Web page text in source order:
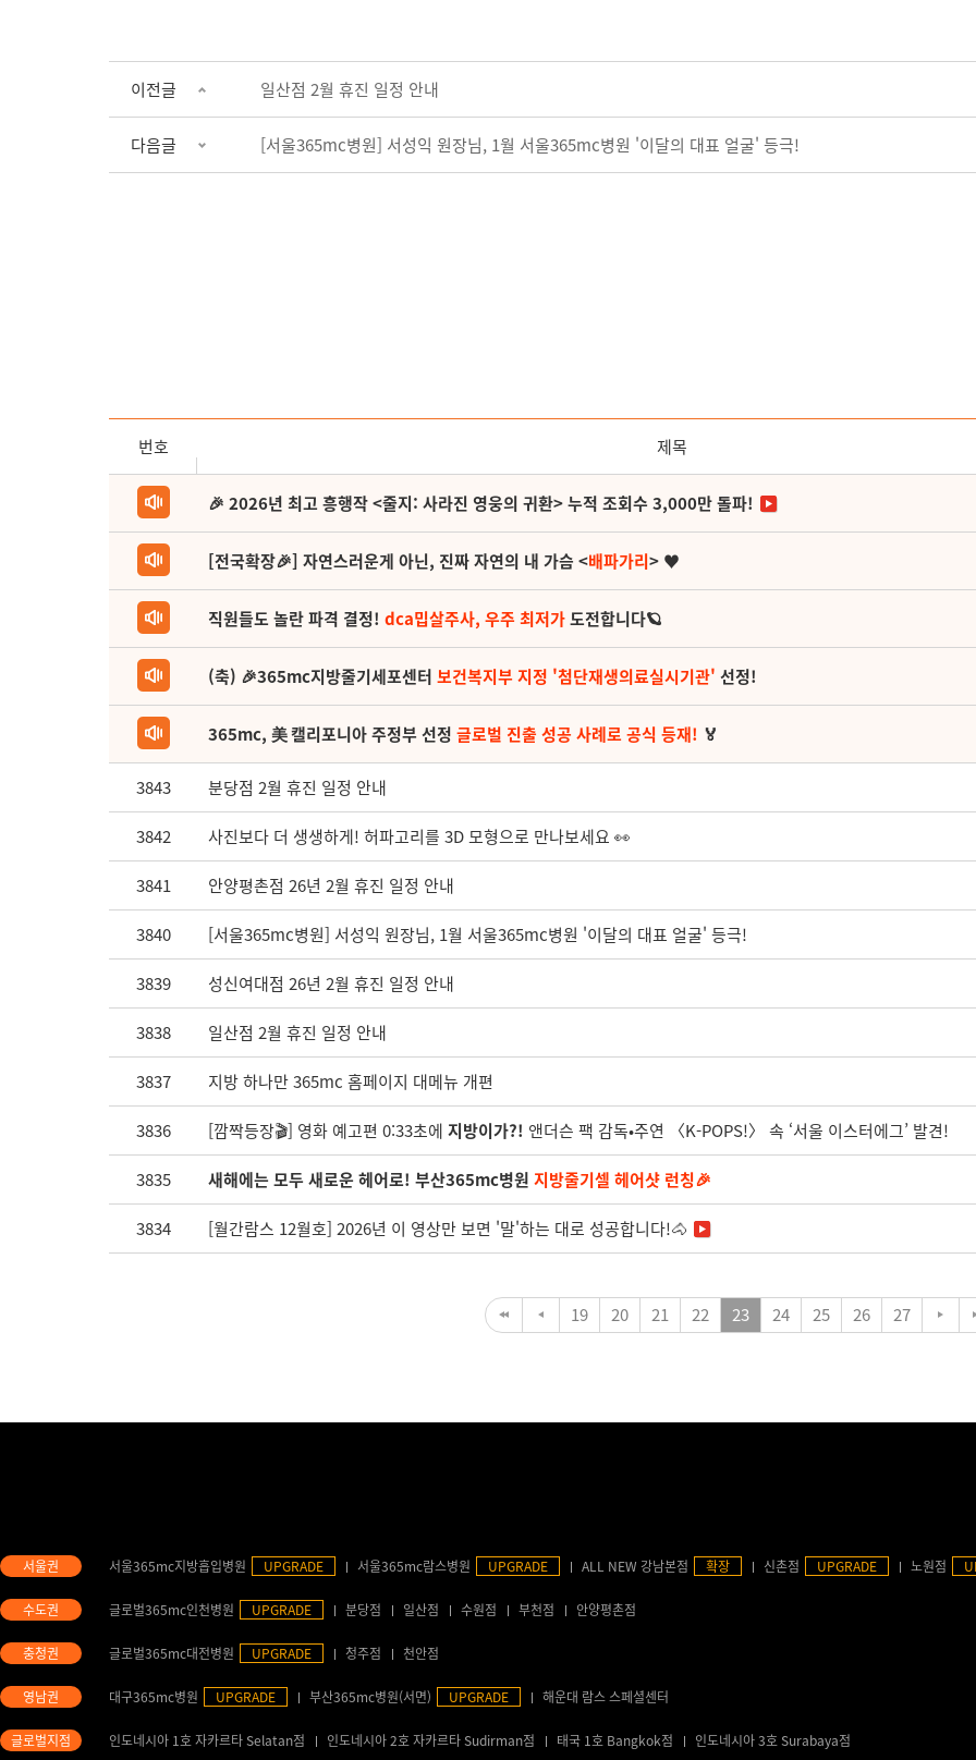
이전글 일산점 2월 휴진 일정 안내
다음글 [서울365mc병원] 서성익 원장님, 1월 서울365mc병원 '이달의 대표 얼굴' 등극!
번호 제목
🎉 2026년 최고 흥행작 <줄지: 사라진 영웅의 귀환> 누적 조회수 3,000만 돌파!
[전국확장🎉] 자연스러운게 아닌, 진짜 자연의 내 가슴 <배파가리> ♥
직원들도 놀란 파격 결정! dca밉살주사, 우주 최저가도전합니다🪐
(축) 🎉365mc지방줄기세포센터 보건복지부 지정 '첨단재생의료실시기관' 선정!
365mc, 美 캘리포니아 주정부 선정 글로벌 진출 성공 사례로 공식 등재! 🏅
3843 분당점 2월 휴진 일정 안내
3842 사진보다 더 생생하게! 허파고리를 3D 모형으로 만나보세요 👀
3841 안양평촌점 26년 2월 휴진 일정 안내
3840 [서울365mc병원] 서성익 원장님, 1월 서울365mc병원 '이달의 대표 얼굴' 등극!
3839 성신여대점 26년 2월 휴진 일정 안내
3838 일산점 2월 휴진 일정 안내
3837 지방 하나만 365mc 홈페이지 대메뉴 개편
3836 [깜짝등장🎬] 영화 예고편 0:33초에 지방이가?! 앤더슨 팩 감독•주연 〈K-POPS!〉 속 ‘서울 이스터에그’ 발견!
3835 새해에는 모두 새로운 헤어로! 부산365mc병원 지방줄기셀 헤어샷 런칭🎉
3834 [월간람스 12월호] 2026년 이 영상만 보면 '말'하는 대로 성공합니다!🐴
19 20 21 22 23 24 25 26 27
서울365mc지방흡입병원 UPGRADE 서울365mc람스병원 UPGRADE ALL NEW 강남본점 확장 신촌점 UPGRADE 노원점
글로벌365mc인천병원 UPGRADE 분당점 일산점 수원점 부천점 안양평촌점
글로벌365mc대전병원 UPGRADE 청주점 천안점
대구365mc병원 UPGRADE 부산365mc병원(서면) UPGRADE 해운대 람스 스페셜센터
인도네시아 1호 자카르타 Selatan점 인도네시아 2호 자카르타 Sudirman점 태국 1호 Bangkok점 인도네시아 3호 Surabaya점